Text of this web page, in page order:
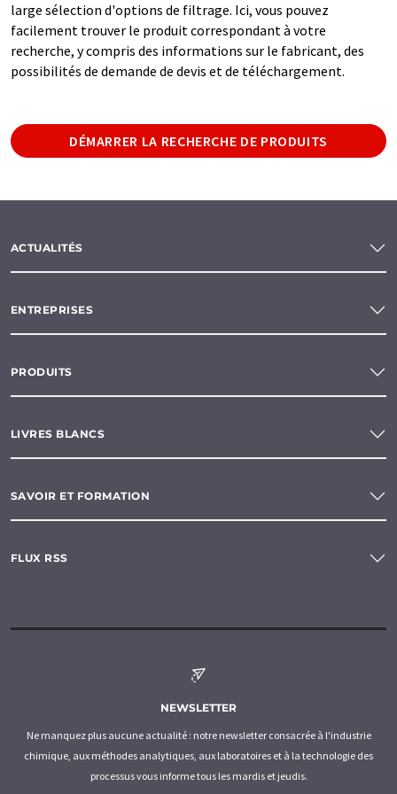
large sélection d'options de filtrage. Ici, vous pouvez
facilement trouver le produit correspondant à votre
recherche, y compris des informations sur le fabricant, des
possibilités de demande de devis et de téléchargement.
DÉMARRER LA RECHERCHE DE PRODUITS
ACTUALITÉS
ENTREPRISES
PRODUITS
LIVRES BLANCS
SAVOIR ET FORMATION
FLUX RSS
NEWSLETTER
Ne manquez plus aucune actualité : notre newsletter consacrée à l'industrie
chimique, aux méthodes analytiques, aux laboratoires et à la technologie des
processus vous informe tous les mardis et jeudis.